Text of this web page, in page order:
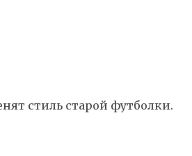
стиль старой футболки.